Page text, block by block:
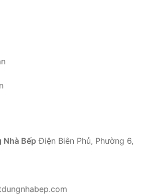
Nhà Bếp Điện Biên Phủ, Phường 6,